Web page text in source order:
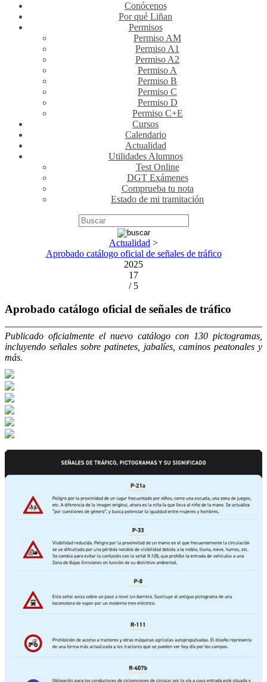
Conócenos
Por qué Liñan
Permisos
Permiso AM
Permiso A1
Permiso A2
Permiso A
Permiso B
Permiso C
Permiso D
Permiso C+E
Cursos
Calendario
Actualidad
Utilidades Alumnos
Test Online
DGT Exámenes
Comprueba tu nota
Estado de mi tramitación
Actualidad >
Aprobado catálogo oficial de señales de tráfico
2025
17
/ 5
Aprobado catálogo oficial de señales de tráfico
Publicado oficialmente el nuevo catálogo con 130 pictogramas,
incluyendo señales sobre patinetes, jabalíes, caminos peatonales y
más.